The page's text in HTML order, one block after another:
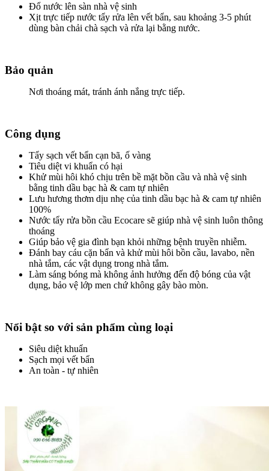
Đổ nước lên sàn nhà vệ sinh
Xịt trực tiếp nước tẩy rửa lên vết bẩn, sau khoảng 3-5 phút
dùng bàn chải chà sạch và rửa lại bằng nước.
Bảo quản
Nơi thoáng mát, tránh ánh nắng trực tiếp.
Công dụng
Tẩy sạch vết bẩn cạn bã, ố vàng
Tiêu diệt vi khuẩn có hại
Khử mùi hôi khó chịu trên bề mặt bồn cầu và nhà vệ sinh
bằng tinh dầu bạc hà & cam tự nhiên
Lưu hương thơm dịu nhẹ của tinh dầu bạc hà & cam tự nhiên
100%
Nước tẩy rửa bồn cầu Ecocare sẽ giúp nhà vệ sinh luôn thông
thoáng
Giúp bảo vệ gia đình bạn khỏi những bệnh truyền nhiễm.
Đánh bay cáu cặn bẩn và khử mùi hôi bồn cầu, lavabo, nền
nhà tắm, các vật dụng trong nhà tắm.
Làm sáng bóng mà không ảnh hưởng đến độ bóng của vật
dụng, bảo vệ lớp men chứ không gây bào mòn.
Nổi bật so với sản phẩm cùng loại
Siêu diệt khuẩn
Sạch mọi vết bẩn
An toàn - tự nhiên